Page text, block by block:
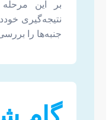
بر این
نتیجه‌گیری
جنبه‌ها را